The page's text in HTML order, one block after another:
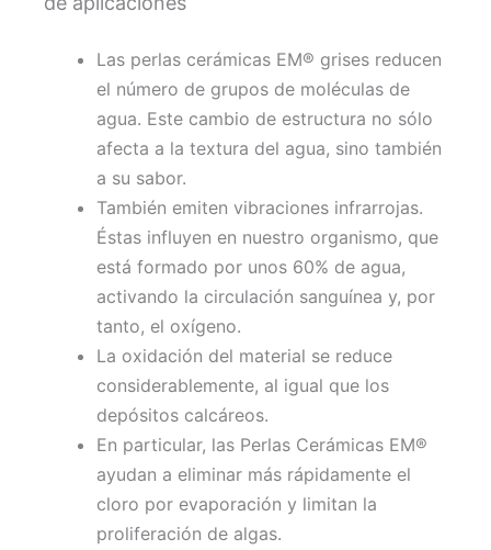
Las perlas cerámicas EM® grises reducen
el número de grupos de moléculas de
agua. Este cambio de estructura no sólo
afecta a la textura del agua, sino también
a su sabor.
También emiten vibraciones infrarrojas.
Éstas influyen en nuestro organismo, que
está formado por unos 60% de agua,
activando la circulación sanguínea y, por
tanto, el oxígeno.
La oxidación del material se reduce
considerablemente, al igual que los
depósitos calcáreos.
En particular, las Perlas Cerámicas EM®
ayudan a eliminar más rápidamente el
cloro por evaporación y limitan la
proliferación de algas.